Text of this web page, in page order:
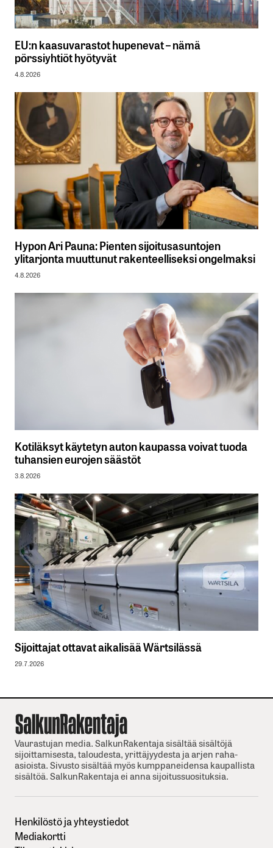
EU:n kaasuvarastot hupenevat – nämä
pörssiyhtiöt hyötyvät
4.8.2026
Hypon Ari Pauna: Pienten sijoitusasuntojen
ylitarjonta muuttunut rakenteelliseksi ongelmaksi
4.8.2026
Kotiläksyt käytetyn auton kaupassa voivat tuoda
tuhansien eurojen säästöt
3.8.2026
Sijoittajat ottavat aikalisää Wärtsilässä
29.7.2026
Vaurastujan media. SalkunRakentaja sisältää sisältöjä
sijoittamisesta, taloudesta, yrittäjyydesta ja arjen raha-
asioista. Sivusto sisältää myös kumppaneidensa kaupallista
sisältöä. SalkunRakentaja ei anna sijoitussuosituksia.
Henkilöstö ja yhteystiedot
Mediakortti